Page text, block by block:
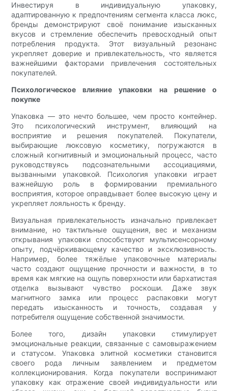
Инвестируя в индивидуальную упаковку,
адаптированную к предпочтениям сегмента класса люкс,
бренды демонстрируют своё понимание изысканных
вкусов и стремление обеспечить превосходный опыт
потребления продукта. Этот визуальный резонанс
укрепляет доверие и привлекательность, что является
важнейшими факторами привлечения состоятельных
покупателей.
Психологическое влияние упаковки на решение о
покупке
Упаковка — это нечто большее, чем просто контейнер.
Это психологический инструмент, влияющий на
восприятие и решения покупателей. Покупатели,
выбирающие люксовую косметику, погружаются в
сложный когнитивный и эмоциональный процесс, часто
руководствуясь подсознательными ассоциациями,
вызванными упаковкой. Психология упаковки играет
важнейшую роль в формировании премиального
восприятия, которое оправдывает более высокую цену и
укрепляет лояльность к бренду.
Визуальная привлекательность изначально привлекает
внимание, но тактильные ощущения, вес и механизм
открывания упаковки способствуют мультисенсорному
опыту, подчёркивающему качество и эксклюзивность.
Например, более тяжёлые упаковочные материалы
часто создают ощущение прочности и важности, в то
время как мягкие на ощупь поверхности или бархатистая
отделка вызывают чувство роскоши. Даже звук
магнитного замка или процесс распаковки могут
передать изысканность и точность, создавая у
потребителя ощущение собственной значимости.
Более того, дизайн упаковки стимулирует
эмоциональные реакции, связанные с самовыражением
и статусом. Упаковка элитной косметики становится
своего рода личным заявлением и предметом
коллекционирования. Когда покупатели воспринимают
упаковку как отражение своей индивидуальности или